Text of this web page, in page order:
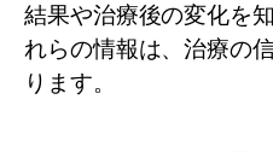
結果や治療後の変化を
れらの情報は、治療の
ります。